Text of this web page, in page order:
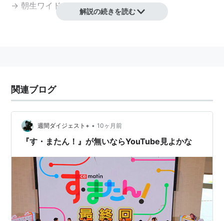
→ 朝生ワイドす・またん!
解説の続きを読む
関連ブログ
週間ダイジェスト+ • 10ヶ月前
『す・またん！』が無いならYouTube見よかな